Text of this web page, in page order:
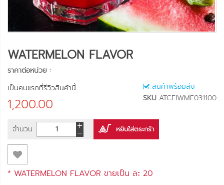
WATERMELON FLAVOR
ราคาต่อหน่วย :
สินค้าพร้อมส่ง
SKU ATCFIWMF031100
เป็นคนแรกที่รีวิวสินค้านี้
1,200.00
จำนวน หยิบใส่ตระกร้า
* WATERMELON FLAVOR ขายเป็น ละ 20